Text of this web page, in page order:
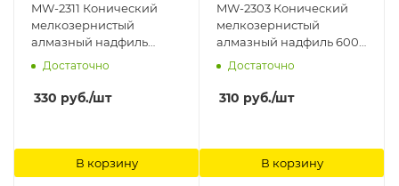
MW-2311 Конический
мелкозернистый
алмазный надфиль
400#(начало 0.3
Ширина 8mm) ManWah
Достаточно
330 руб./шт
В корзину
MW-2303 Конический
мелкозернистый
алмазный надфиль 600#
(начало 0.3 Ширина
2mm) ManWah
Достаточно
310 руб./шт
В корзину